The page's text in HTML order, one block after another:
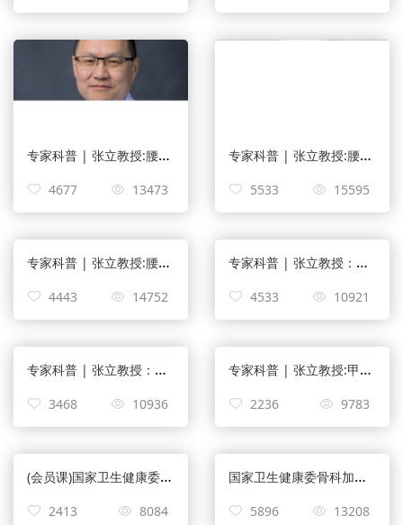
专家科普 | 张立教授:腰间盘脱出必须做手术吗
4677 13473
专家科普 | 张立教授:腰间盘突出必须手术吗？
5533 15595
专家科普 | 张立教授:腰间盘突出怎么治疗？
4443 14752
专家科普 | 张立教授：腰间盘突出能治好吗？
4533 10921
专家科普 | 张立教授：腰间盘突出吃什么药好？
3468 10936
专家科普 | 张立教授:甲钴胺片治椎间盘突出效果好吗？
2236 9783
(会员课)国家卫生健康委骨科加速康复试点培训暨e起谈骨论痛/大家谈启动会
2413 8084
国家卫生健康委骨科加速康复试点培训暨e起谈骨论痛/大家谈启动会
5896 13208